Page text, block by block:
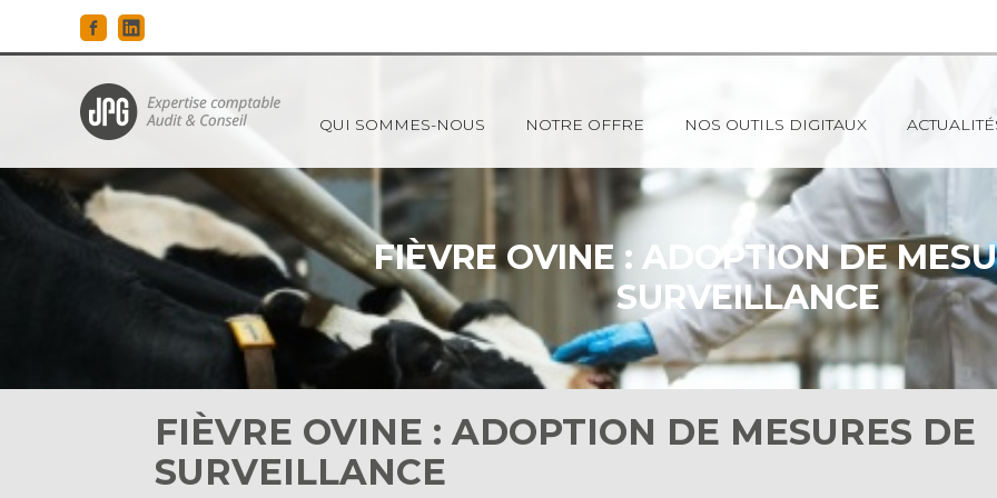
au
contenu
Principal
QUI SOMMES-NOUS NOTRE OFFRE NOS OUTILS DIGITAUX
FIÈVRE OVINE : ADOPTION DE
SURVEILLANCE
FIÈVRE OVINE : ADOPTION DE MESURES DE
SURVEILLANCE